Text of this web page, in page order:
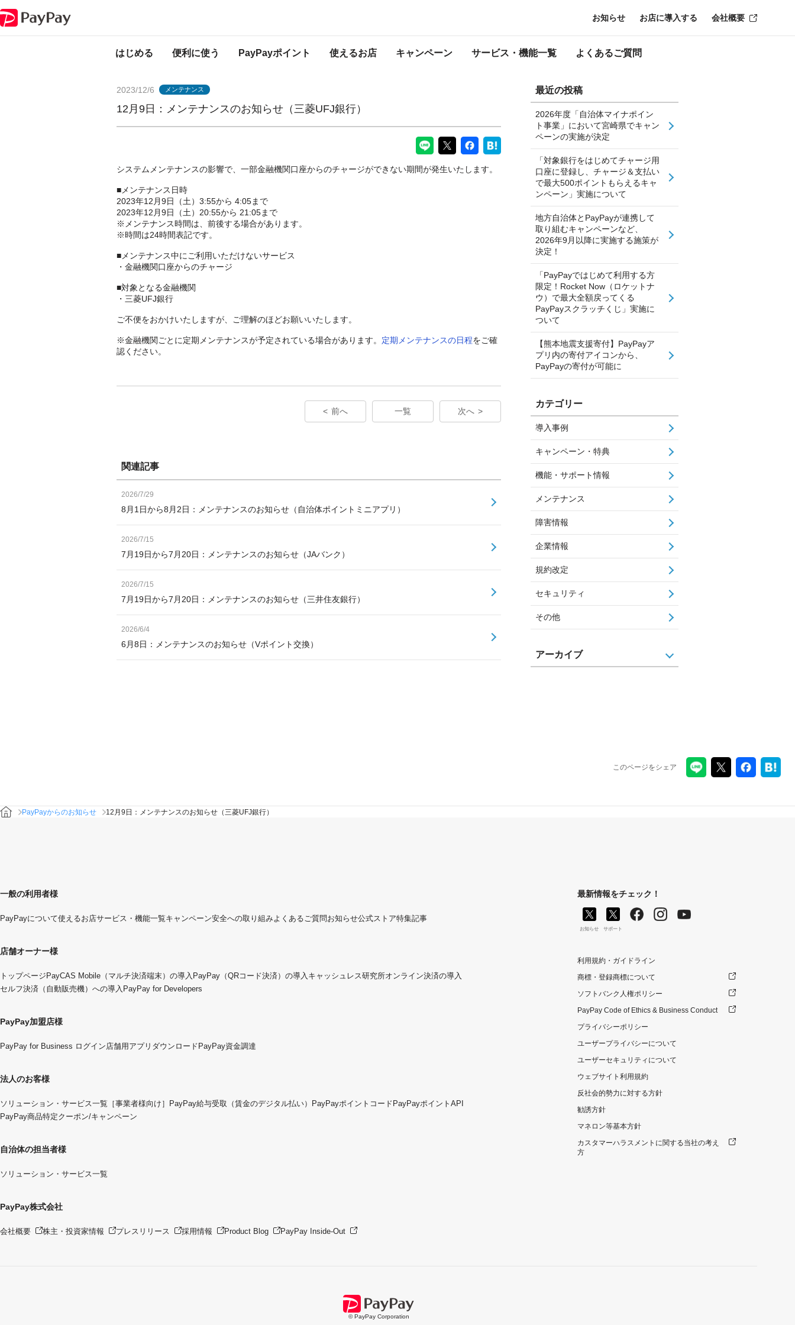
はじめる 便利に使う PayPayポイント 使えるお店 キャンペーン サービス・機能一覧 よくあるご質問
お知らせ お店に導入する 会社概要
PayPayからのお知らせ
2023/12/6 メンテナンス
12月9日：メンテナンスのお知らせ（三菱UFJ銀行）
システムメンテナンスの影響で、一部金融機関口座からのチャージができない期間が発生いたします。
■メンテナンス日時
2023年12月9日（土）3:55から 4:05まで
2023年12月9日（土）20:55から 21:05まで
※メンテナンス時間は、前後する場合があります。
※時間は24時間表記です。
■メンテナンス中にご利用いただけないサービス
・金融機関口座からのチャージ
■対象となる金融機関
・三菱UFJ銀行
ご不便をおかけいたしますが、ご理解のほどお願いいたします。
※金融機関ごとに定期メンテナンスが予定されている場合があります。 定期メンテナンスの日程をご確
認ください。
前へ 一覧 次へ
関連記事
2026/7/29
8月1日から8月2日：メンテナンスのお知らせ（自治体ポイントミニアプリ）
2026/7/15
7月19日から7月20日：メンテナンスのお知らせ（JAバンク）
2026/7/15
7月19日から7月20日：メンテナンスのお知らせ（三井住友銀行）
2026/6/4
6月8日：メンテナンスのお知らせ（Vポイント交換）
最近の投稿
2026年度「自治体マイナポイン
ト事業」において宮崎県でキャン
ペーンの実施が決定
「対象銀行をはじめてチャージ用
口座に登録し、チャージ＆支払い
で最大500ポイントもらえるキャ
ンペーン」実施について
地方自治体とPayPayが連携して
取り組むキャンペーンなど、
2026年9月以降に実施する施策が
決定！
「PayPayではじめて利用する方
限定！Rocket Now（ロケットナ
ウ）で最大全額戻ってくる
PayPayスクラッチくじ」実施に
ついて
【熊本地震支援寄付】PayPayア
プリ内の寄付アイコンから、
PayPayの寄付が可能に
カテゴリー
導入事例
キャンペーン・特典
機能・サポート情報
メンテナンス
障害情報
企業情報
規約改定
セキュリティ
その他
アーカイブ
このページをシェア
PayPayからのお知らせ 12月9日：メンテナンスのお知らせ（三菱UFJ銀行）
一般の利用者様
PayPayについて使えるお店サービス・機能一覧キャンペーン安全への取り組みよくあるご質問お知らせ公式ストア特集記事
店舗オーナー様
トップページ PayCAS Mobile（マルチ決済端末）の導入 PayPay（QRコード決済）の導入 キャッシュレス研究所オンライン決済の導入
セルフ決済（自動販売機）への導入 PayPay for Developers
PayPay加盟店様
PayPay for Business ログイン店舗用アプリダウンロード PayPay資金調達
法人のお客様
ソリューション・サービス一覧 ［事業者様向け］PayPay給与受取（賃金のデジタル払い） PayPayポイントコード PayPayポイントAPI
PayPay商品特定クーポン/キャンペーン
自治体の担当者様
ソリューション・サービス一覧
PayPay株式会社
会社概要 株主・投資家情報 プレスリリース 採用情報 Product Blog PayPay Inside-Out
最新情報をチェック！
お知らせ サポート
利用規約・ガイドライン
商標・登録商標について
ソフトバンク人権ポリシー
PayPay Code of Ethics & Business Conduct
プライバシーポリシー
ユーザープライバシーについて
ユーザーセキュリティについて
ウェブサイト利用規約
反社会的勢力に対する方針
勧誘方針
マネロン等基本方針
カスタマーハラスメントに関する当社の考え
方
© PayPay Corporation